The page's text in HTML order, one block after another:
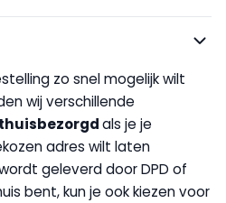
zo snel mogelijk wilt
wij verschillende
thuisbezorgdals je je
adres wilt laten
geleverd door DPD of
bent, kun je ook kiezen voor